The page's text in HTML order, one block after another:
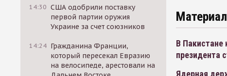
14:30 США одобрили поставку
первой партии оружия
Украине за счет союзников
14:24 Гражданина Франции,
который пересекал Евразию
на велосипеде, арестовали на
В Пакистане
президента
Ядерная